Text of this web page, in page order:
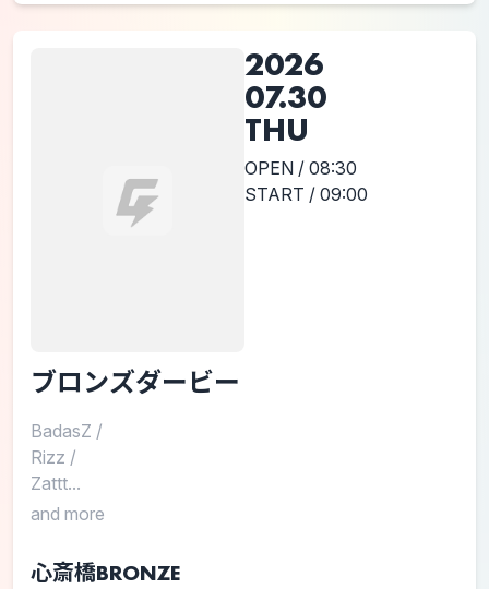
2026
07.30
THU
OPEN / 08:30
START / 09:00
ブロンズダービー
BadasZ /
Rizz /
Zattt...
and more
心斎橋BRONZE